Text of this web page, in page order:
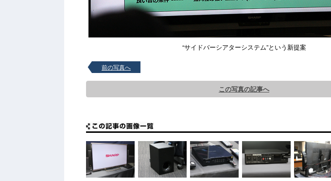
“サイドバーシアターシステム”という新提案
前の写真へ
この写真の記事へ